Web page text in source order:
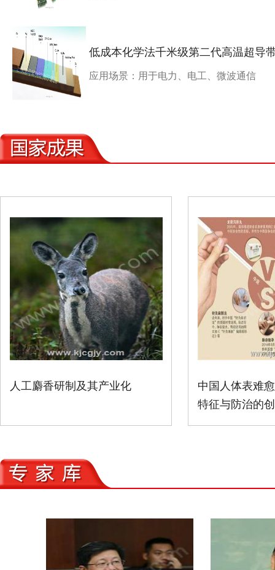
低成本化学法千米级第二代高温超导
应用场景：用于电力、电工、微波通信
人工麝香研制及其产业化
中国人体表难
特征与防治的